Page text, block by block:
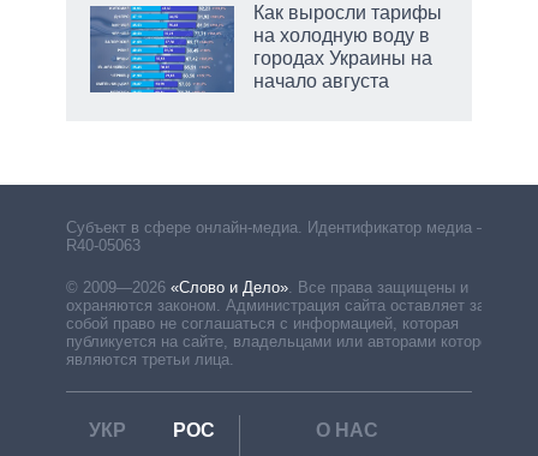
Как выросли тарифы
на холодную воду в
городах Украины на
начало августа
Субъект в сфере онлайн-медиа. Идентификатор медиа –
R40-05063
© 2009—2026 «Слово и Дело» Все права защищены и
охраняются законом. Администрация сайта оставляет за
собой право не соглашаться с информацией, которая
публикуется на сайте, владельцами или авторами которой
являются третьи лица.
УКР РОС
О НАС